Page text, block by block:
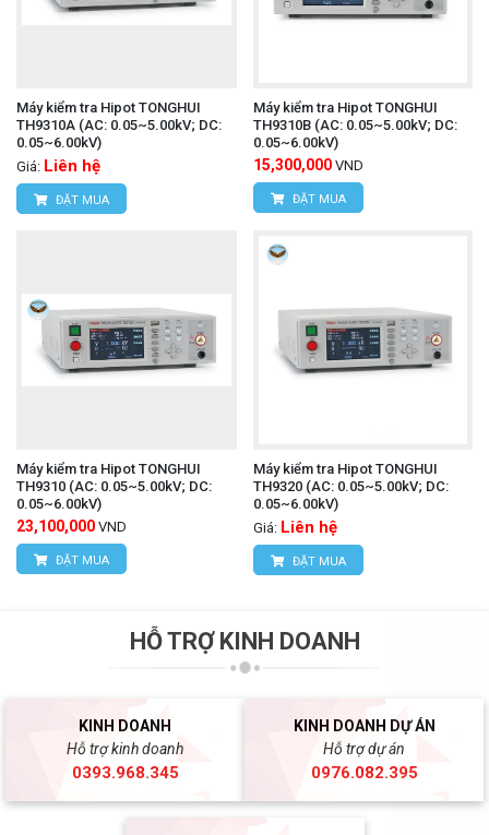
Máy kiểm tra Hipot TONGHUI
TH9310A (AC: 0.05~5.00kV; DC:
0.05~6.00kV)
Giá: Liên hệ
ĐẶT MUA
Máy kiểm tra Hipot TONGHUI
TH9310B (AC: 0.05~5.00kV; DC:
0.05~6.00kV)
15,300,000 VND
ĐẶT MUA
Máy kiểm tra Hipot TONGHUI
TH9310 (AC: 0.05~5.00kV; DC:
0.05~6.00kV)
23,100,000 VND
ĐẶT MUA
Máy kiểm tra Hipot TONGHUI
TH9320 (AC: 0.05~5.00kV; DC:
0.05~6.00kV)
Giá: Liên hệ
ĐẶT MUA
HỖ TRỢ KINH DOANH
KINH DOANH
Hỗ trợ kinh doanh
0393.968.345
KINH DOANH DỰ ÁN
Hỗ trợ dự án
0976.082.395